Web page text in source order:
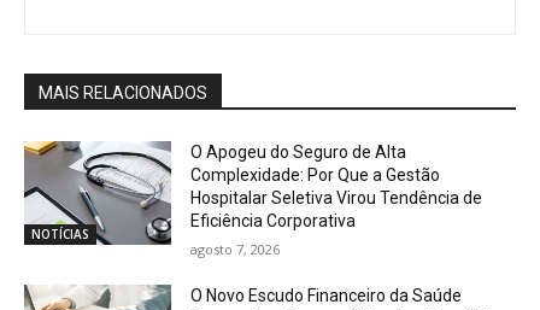
MAIS RELACIONADOS
NOTÍCIAS
O Apogeu do Seguro de Alta
Complexidade: Por Que a Gestão
Hospitalar Seletiva Virou Tendência de
Eficiência Corporativa
agosto 7, 2026
O Novo Escudo Financeiro da Saúde